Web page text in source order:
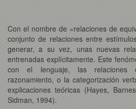
Con el nombre de «relaciones de
conjunto de relaciones entre
generar, a su vez, unas nuevas
entrenadas explícitamente. Este
con el lenguaje, las relaciones
razonamiento, o la categorización
explicaciones teóricas (Hayes,
Sidman, 1994).